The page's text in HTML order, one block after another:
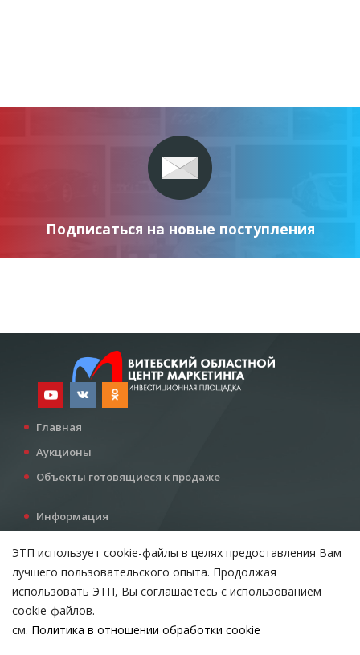
Подписаться на новые поступления
Главная
Аукционы
Объекты готовящиеся к продаже
Информация
Все для инвестора
Контакты
Возникли вопросы?
ЭТП использует cookie-файлы в целях предоставления Вам
лучшего пользовательского опыта. Продолжая
использовать ЭТП, Вы соглашаетесь с использованием
cookie-файлов.
см. Политика в отношении обработки cookie